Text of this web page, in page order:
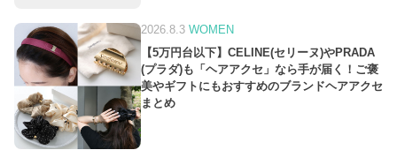
2026.8.3 WOMEN
【5万円台以下】CELINE(セリーヌ)やPRADA
(プラダ)も「ヘアアクセ」なら手が届く！ご褒
美やギフトにもおすすめのブランドヘアアクセ
まとめ